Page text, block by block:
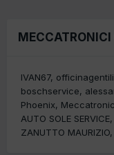
IVAN67
boschservice
Phoenix
AUTO SOLE SERVICE
ZANUTTO MAURIZIO